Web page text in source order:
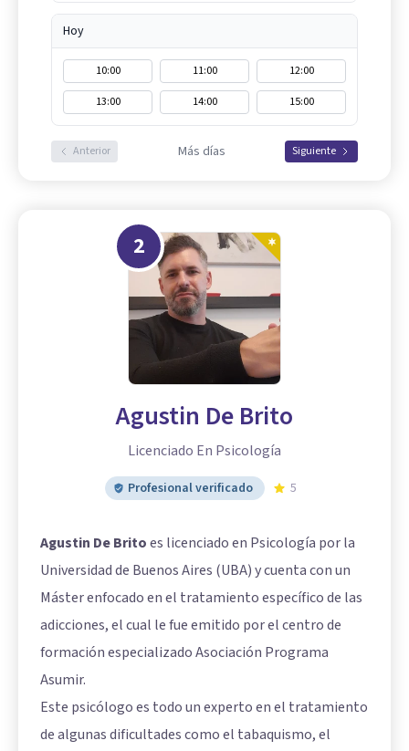
Hoy
10:00 11:00
12:00
13:00
14:00 15:00
Anterior Más días Siguiente
2
Agustin De Brito
Licenciado En Psicología
Profesional verificado 5
Agustin De Britoes licenciado en Psicología por la
Universidad de Buenos Aires (UBA) y cuenta con un
Máster enfocado en el tratamiento específico de las
adicciones, el cual le fue emitido por el centro de
formación especializado Asociación Programa
Asumir.
Este psicólogo es todo un experto en el tratamiento
de algunas dificultades como el tabaquismo, el